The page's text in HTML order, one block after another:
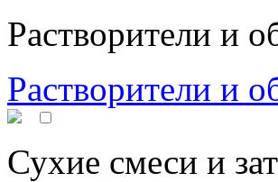
Растворители и
Растворители и
Сухие смеси и